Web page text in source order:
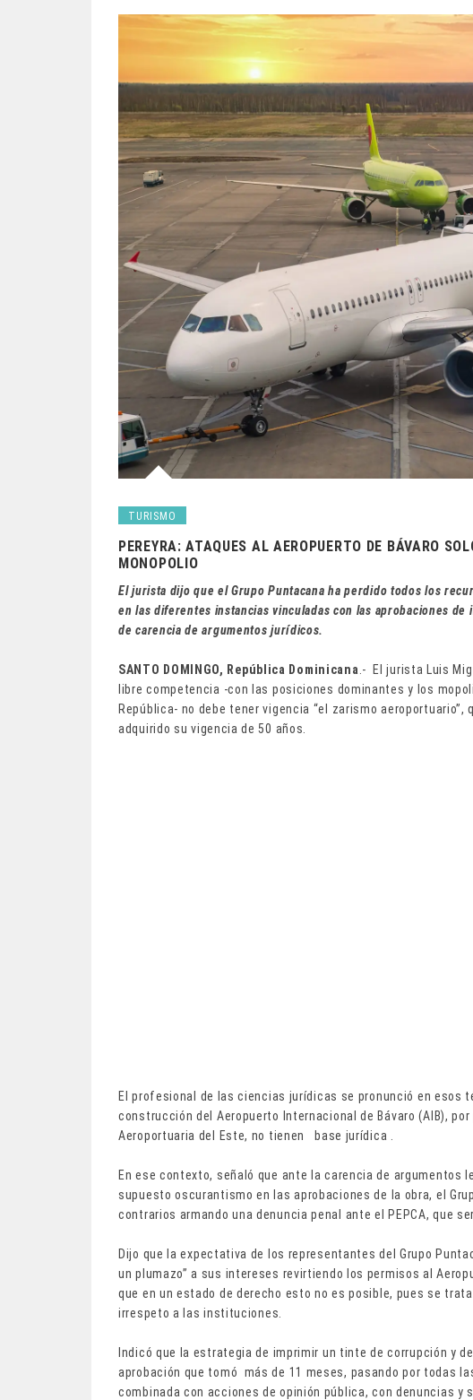
TURISMO
PEREYRA: ATAQUES AL AEROPUERTO DE BÁVARO
MONOPOLIO
El jurista dijo que el Grupo Puntacana ha perdido todos los
en las diferentes instancias vinculadas con las aprobaciones
de carencia de argumentos jurídicos.
SANTO DOMINGO, República Dominicana .- El jurista Luis
libre competencia -con las posiciones dominantes y los
República- no debe tener vigencia “el zarismo
adquirido su vigencia de 50 años.
El profesional de las ciencias jurídicas se pronunció en esos
construcción del Aeropuerto Internacional de Bávaro (AIB),
Aeroportuaria del Este, no tienen base jurídica .
En ese contexto, señaló que ante la carencia de argumentos
supuesto oscurantismo en las aprobaciones de la obra, el
contrarios armando una denuncia penal ante el PEPCA, que
Dijo que la expectativa de los representantes del Grupo
un plumazo” a sus intereses revirtiendo los permisos al
que en un estado de derecho esto no es posible, pues se
irrespeto a las instituciones.
Indicó que la estrategia de imprimir un tinte de corrupción y
aprobación que tomó más de 11 meses, pasando por todas
combinada con acciones de opinión pública, con denuncias